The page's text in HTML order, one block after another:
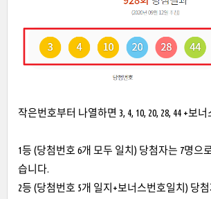
작은번호부터 나열하면 3, 4, 10, 20, 28, 44 +보
1등 (당첨번호 6개 모두 일치) 당첨자는 7명으
습니다.
2등 (당첨번호 5개 일지+보너스번호일치) 당첨